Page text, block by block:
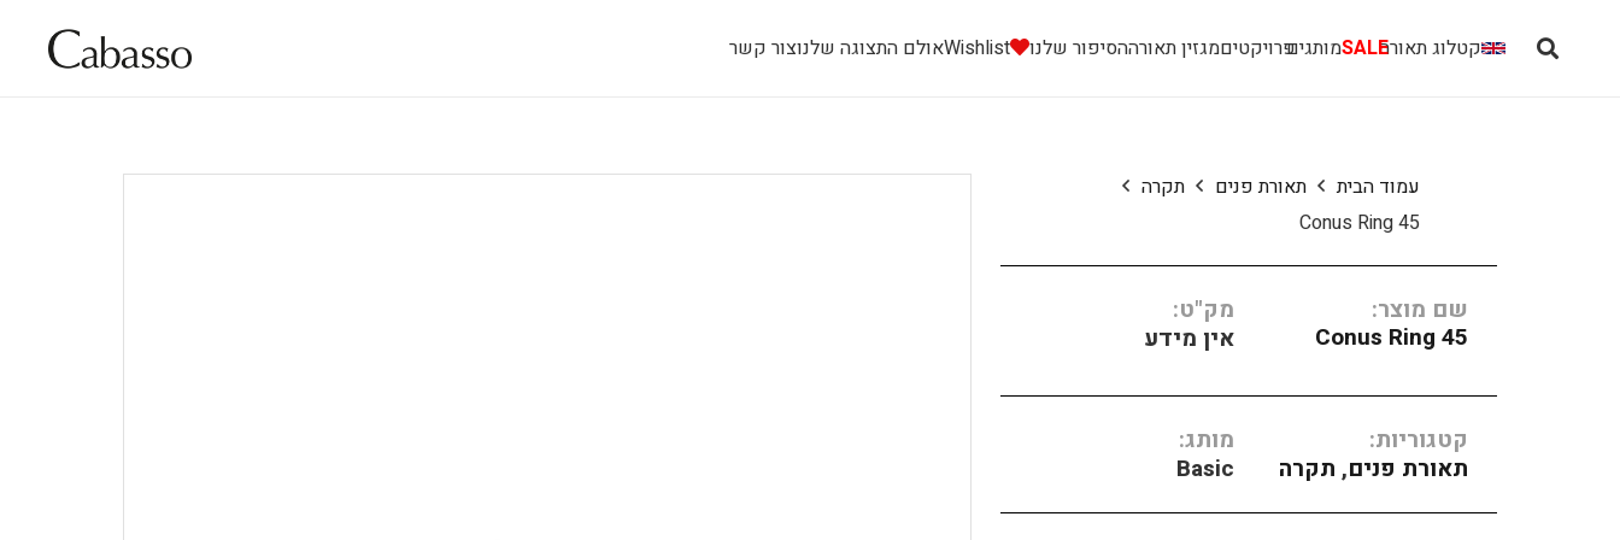
קטלוג תאורהSALEמותגיםפרויקטיםמגזין תאורההסיפור שלנו Wishlistאולם התצוגה שלנוצור קשר
עמוד הבית תאורת פנים
תקרה
Conus Ring 45
שם מוצר:
Conus Ring 45
מק"ט:
אין מידע
קטגוריות:
תאורת פנים, תקרה
מותג:
Basic